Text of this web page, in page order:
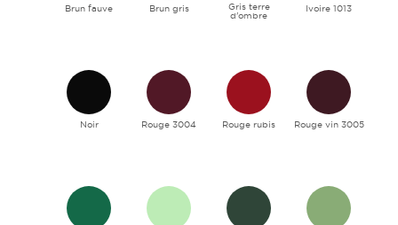
Brun fauve Brun gris Gris terre
d'ombre
Ivoire 1013
Noir Rouge 3004 Rouge rubis Rouge vin 3005